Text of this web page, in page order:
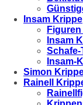
Insam Krippe
Insam
Schafe-
Insam-
Simon
Rainell